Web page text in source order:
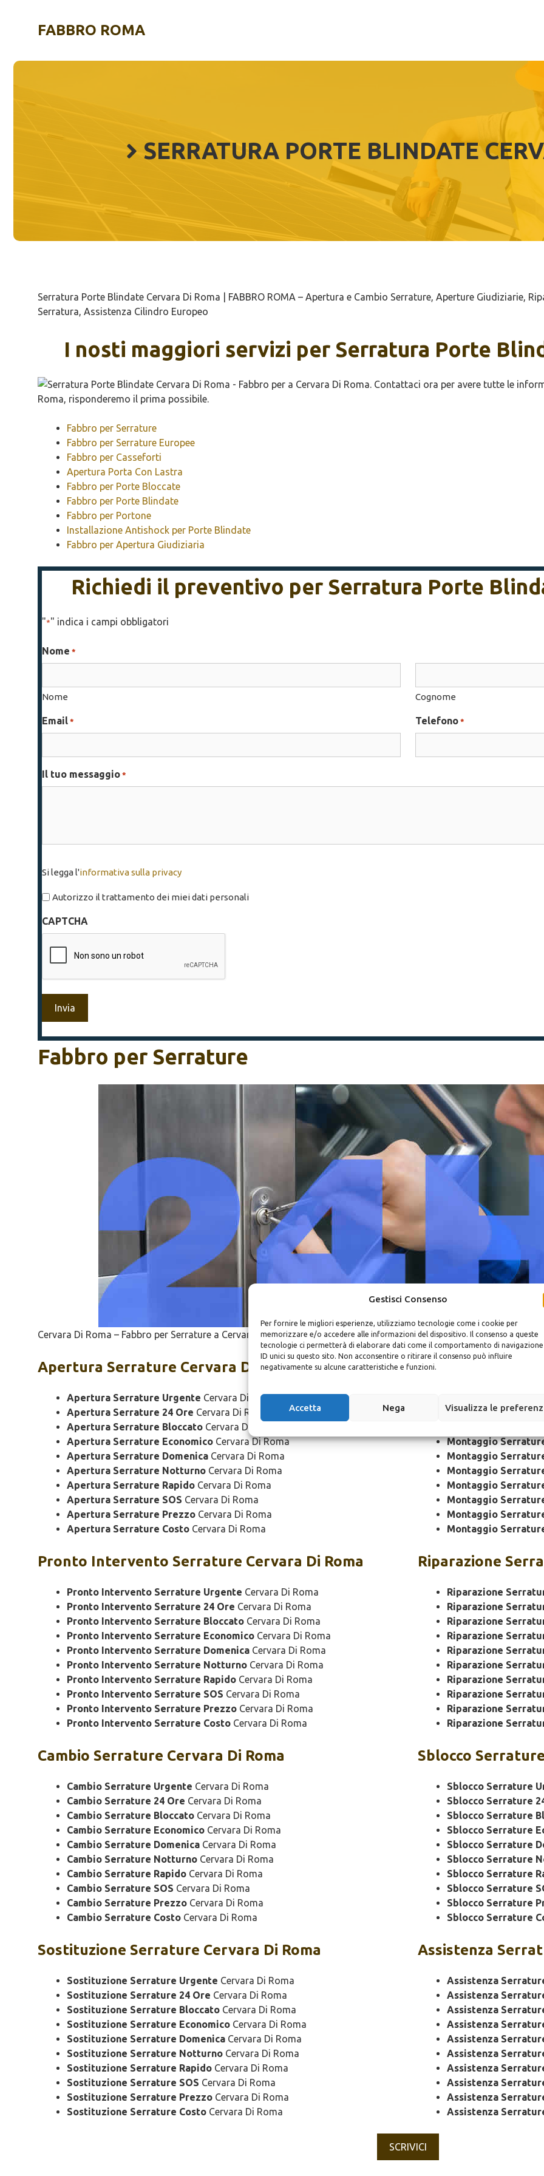
Gestisci Consenso
Per fornire le migliori esperienze, utilizziamo tecnologie come i cookie per
memorizzare e/o accedere alle informazioni del dispositivo. Il consenso a queste
tecnologie ci permetterà di elaborare dati come il comportamento di
ID unici su questo sito. Non acconsentire o ritirare il consenso può influire
negativamente su alcune caratteristiche e funzioni.
Accetta Nega Visualizza le
contenutoFABBRO ROMA
SERRATURA PORTE BLINDATE
Serratura Porte Blindate Cervara Di Roma | FABBRO ROMA – Apertura e Cambio Serrature, Aperture Giudiziarie,
Serratura, Assistenza Cilindro Europeo
I nosti maggiori servizi per Serratura Porte
Fabbro per Serrature
Fabbro per Serrature Europee
Fabbro per Casseforti
Apertura Porta Con Lastra
Fabbro per Porte Bloccate
Fabbro per Porte Blindate
Fabbro per Portone
Installazione Antishock per Porte Blindate
Fabbro per Apertura Giudiziaria
Richiedi il preventivo per Serratura Porte
"*" indica i campi obbligatori
Nome *
Nome Cognome
Email * Telefono *
Il tuo messaggio *
legga
l'informativa
privacy
Si legga l'informativa sulla privacy
Autorizzo il trattamento dei miei dati personali
CAPTCHA
Fabbro per Serrature
Cervara Di Roma – Fabbro per Serrature a Cervara Di Roma
Apertura Serrature Cervara Di Roma
Apertura Serrature Urgente Cervara Di Roma
Apertura Serrature 24 Ore Cervara Di Roma
Apertura Serrature Bloccato Cervara Di Roma
Apertura Serrature Economico Cervara Di Roma
Apertura Serrature Domenica Cervara Di Roma
Apertura Serrature Notturno Cervara Di Roma
Apertura Serrature Rapido Cervara Di Roma
Apertura Serrature SOS Cervara Di Roma
Apertura Serrature Prezzo Cervara Di Roma
Apertura Serrature Costo Cervara Di Roma
Pronto Intervento Serrature Cervara Di Roma
Pronto Intervento Serrature Urgente Cervara Di Roma
Pronto Intervento Serrature 24 Ore Cervara Di Roma
Pronto Intervento Serrature Bloccato Cervara Di Roma
Pronto Intervento Serrature Economico Cervara Di Roma
Pronto Intervento Serrature Domenica Cervara Di Roma
Pronto Intervento Serrature Notturno Cervara Di Roma
Pronto Intervento Serrature Rapido Cervara Di Roma
Pronto Intervento Serrature SOS Cervara Di Roma
Pronto Intervento Serrature Prezzo Cervara Di Roma
Pronto Intervento Serrature Costo Cervara Di Roma
Cambio Serrature Cervara Di Roma
Cambio Serrature Urgente Cervara Di Roma
Cambio Serrature 24 Ore Cervara Di Roma
Cambio Serrature Bloccato Cervara Di Roma
Cambio Serrature Economico Cervara Di Roma
Cambio Serrature Domenica Cervara Di Roma
Cambio Serrature Notturno Cervara Di Roma
Cambio Serrature Rapido Cervara Di Roma
Cambio Serrature SOS Cervara Di Roma
Cambio Serrature Prezzo Cervara Di Roma
Cambio Serrature Costo Cervara Di Roma
Sostituzione Serrature Cervara Di Roma
Sostituzione Serrature Urgente Cervara Di Roma
Sostituzione Serrature 24 Ore Cervara Di Roma
Sostituzione Serrature Bloccato Cervara Di Roma
Sostituzione Serrature Economico Cervara Di Roma
Sostituzione Serrature Domenica Cervara Di Roma
Sostituzione Serrature Notturno Cervara Di Roma
Sostituzione Serrature Rapido Cervara Di Roma
Sostituzione Serrature SOS Cervara Di Roma
Sostituzione Serrature Prezzo Cervara Di Roma
Sostituzione Serrature Costo Cervara Di Roma
Montaggio
Montaggio
Montaggio
Montaggio
Montaggio
Montaggio
Montaggio
Montaggio
Montaggio
Riparazione
Riparazione
Riparazione
Riparazione
Riparazione
Riparazione
Riparazione
Riparazione
Riparazione
Riparazione
Riparazione
Sblocco
Sblocco Serrature
Sblocco Serrature
Sblocco Serrature
Sblocco Serrature
Sblocco Serrature
Sblocco Serrature
Sblocco Serrature
Sblocco Serrature
Sblocco Serrature
Sblocco Serrature
Assistenza
Assistenza
Assistenza
Assistenza
Assistenza
Assistenza
Assistenza
Assistenza
Assistenza
Assistenza
Assistenza
SCRIVICI